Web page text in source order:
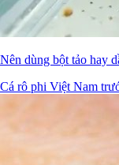
Nên dùng bột tảo hay
Cá rô phi Việt Nam